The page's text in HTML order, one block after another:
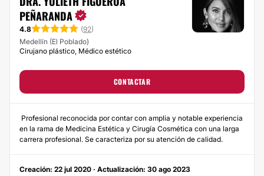
PEÑARANDA
4.8 (92)
Medellín (El Poblado)
Cirujano plástico, Médico estético
CONTACTAR
Profesional reconocida por contar con amplia y notable experiencia
en la rama de Medicina Estética y Cirugía Cosmética con una larga
carrera profesional. Se caracteriza por su atención de calidad.
Creación: 22 jul 2020 · Actualización: 30 ago 2023